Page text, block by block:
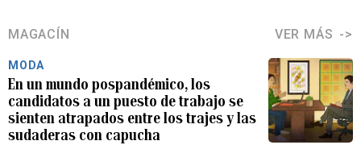
MAGACÍN VER MÁS
MODA
En un mundo pospandémico, los
candidatos a un puesto de trabajo se
sienten atrapados entre los trajes y las
sudaderas con capucha